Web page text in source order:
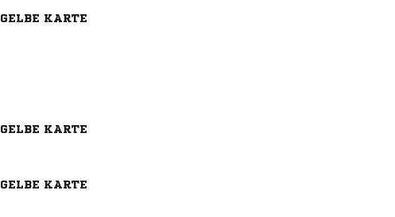
GELBE KARTE
GELBE KARTE
GELBE KARTE